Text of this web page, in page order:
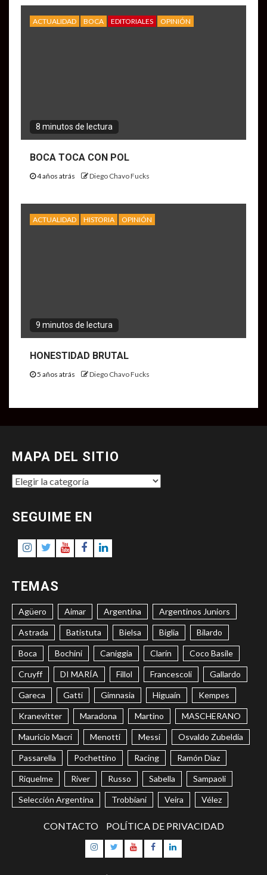
ACTUALIDAD BOCA EDITORIALES OPINIÓN
8 minutos de lectura
BOCA TOCA CON POL
4 años atrás Diego Chavo Fucks
ACTUALIDAD HISTORIA OPINIÓN
9 minutos de lectura
HONESTIDAD BRUTAL
5 años atrás Diego Chavo Fucks
MAPA DEL SITIO
MAPA
SITIO
SEGUIME EN
Instagram
TwitterYoutubeFacebookLinkedIn
TEMAS
Agüero Aimar Argentina Argentinos Juniors
Astrada Batistuta Bielsa Biglia Bilardo
Boca Bochini Caniggia Clarín Coco Basile
Cruyff DI MARÍA Fillol Francescoli Gallardo
Gareca Gatti Gimnasia Higuaín Kempes
Kranevitter Maradona Martino MASCHERANO
Mauricio Macri Menotti Messi Osvaldo Zubeldía
Passarella Pochettino Racing Ramón Díaz
Riquelme River Russo Sabella Sampaoli
Selección Argentina Trobbiani Veira Vélez
CONTACTO POLÍTICA DE PRIVACIDAD
Instagram
TwitterYoutubeFacebookLinkedIn